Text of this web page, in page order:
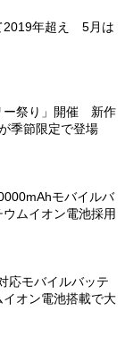
2019年超え 5月は
ー祭り」開催 新作
季節限定で登場
モバイルバ
ムイオン電池採用
応モバイルバッテ
オン電池搭載で大